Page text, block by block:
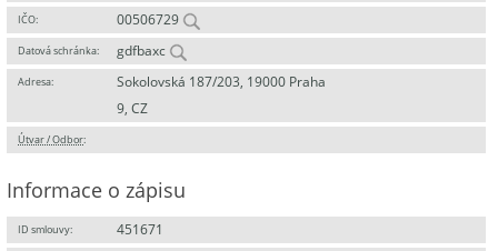
IČO: 00506729
Datová schránka: gdfbaxc
Adresa:
Sokolovská 187/203, 19000 Praha
9, CZ
Útvar / Odbor:
Informace o zápisu
ID smlouvy: 451671